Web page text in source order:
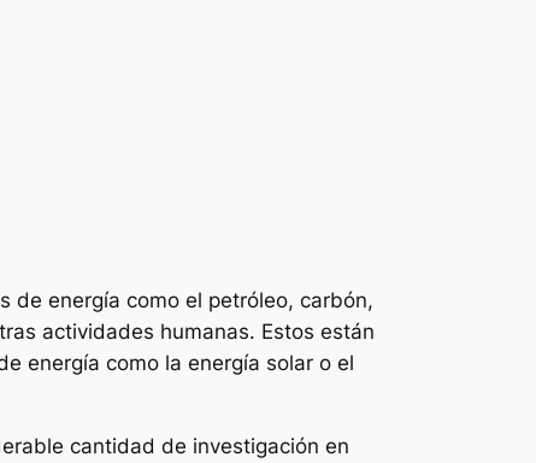
de energía como el petróleo, carbón,
actividades humanas. Estos están
energía como la energía solar o el
cantidad de investigación en